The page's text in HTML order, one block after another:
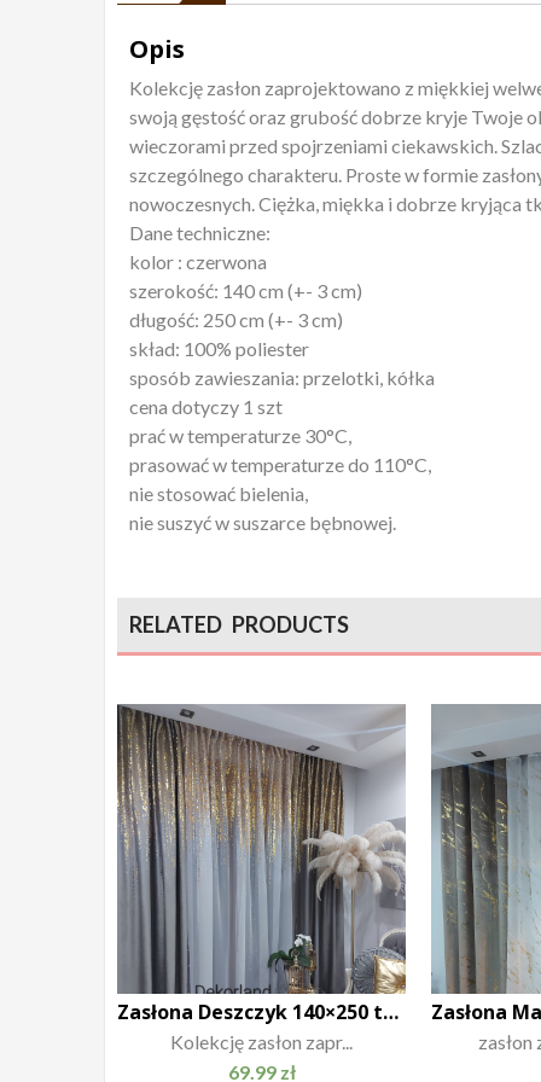
Opis
Kolekcję zasłon zaprojektowano z miękkiej
swoją gęstość oraz grubość dobrze kryje Twoje
wieczorami przed spojrzeniami ciekawskich.
szczególnego charakteru. Proste w formie
nowoczesnych. Ciężka, miękka i dobrze kryjąca
Dane techniczne:
kolor : czerwona
szerokość: 140 cm (+- 3 cm)
długość: 250 cm (+- 3 cm)
skład: 100% poliester
sposób zawieszania: przelotki, kółka
cena dotyczy 1 szt
prać w temperaturze 30°C,
prasować w temperaturze do 110°C,
nie stosować bielenia,
nie suszyć w suszarce bębnowej.
RELATED PRODUCTS
Zasłona Deszczyk 140×250 taśma
Kolekcję zasłon zapr...
69.99 zł
zasłon